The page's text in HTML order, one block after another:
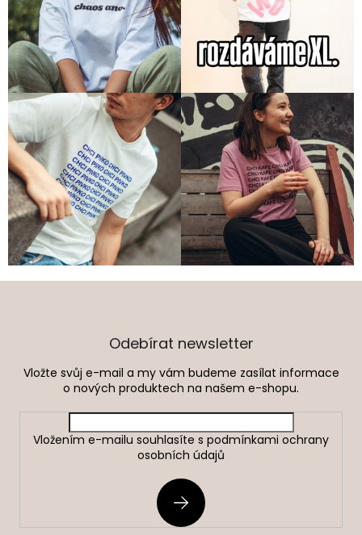
Odebírat newsletter
Vložte svůj e-mail a my vám budeme zasílat informace
o nových produktech na našem e-shopu.
Vložením e-mailu souhlasíte s podmínkami ochrany
osobních údajů
PŘIHLÁSIT
SE